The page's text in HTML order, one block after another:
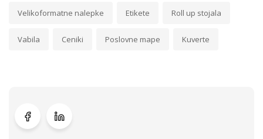
Velikoformatne nalepke Etikete Roll up stojala
Vabila Ceniki Poslovne mape Kuverte